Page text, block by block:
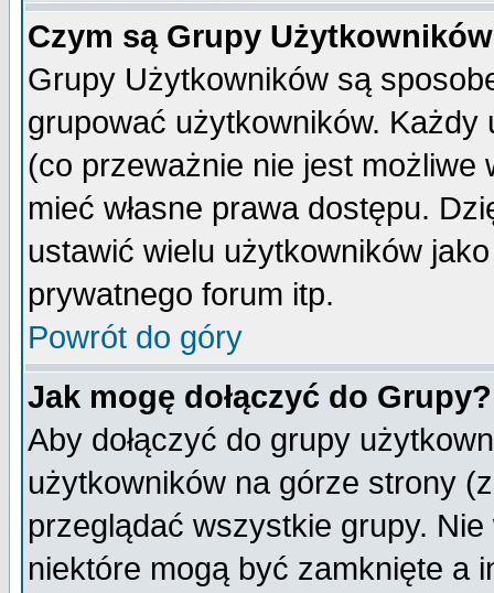
Czym są Grupy
Grupy Użytkowników są
grupować użytkowników.
(co przeważnie nie jest
mieć własne prawa dostępu.
ustawić wielu użytkowników
prywatnego forum itp.
Powrót do góry
Jak mogę dołączyć do Grupy?
Aby dołączyć do grupy
użytkowników na górze strony
przeglądać wszystkie grupy.
niektóre mogą być zamknięte a